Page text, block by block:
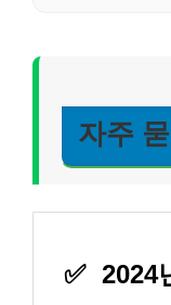
자주
✅ 2024